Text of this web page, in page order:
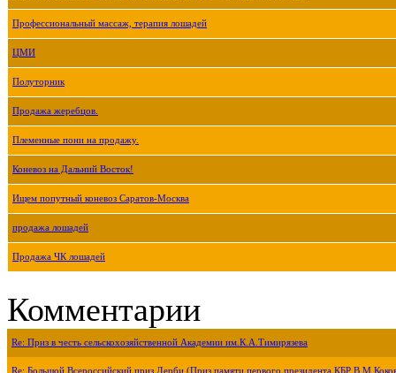
Профессиональный массаж, терапия лошадей
ЦМИ
Полуторник
Продажа жеребцов.
Племенные пони на продажу.
Коневоз на Дальний Восток!
Ищем попутный коневоз Саратов-Москва
продажа лошадей
Продажа ЧК лошадей
Комментарии
Re: Приз в честь сельскохозяйственной Академии им.К.А.Тимирязева
Re: Большой Всероссийский приз Дерби (Приз памяти первого президента КБР